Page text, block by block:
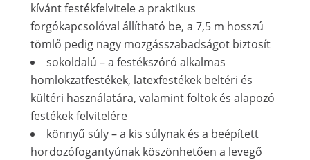
kívánt festékfelvitele a praktikus
forgókapcsolóval állítható be, a 7,5 m hosszú
tömlő pedig nagy mozgásszabadságot biztosít
sokoldalú – a festékszóró alkalmas
homlokzatfestékek, latexfestékek beltéri és
kültéri használatára, valamint foltok és alapozó
festékek felvitelére
könnyű súly – a kis súlynak és a beépített
hordozófogantyúnak köszönhetően a levegő